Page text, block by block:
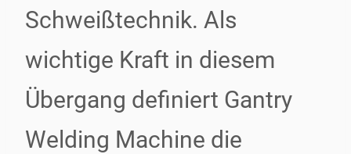
Schweißtechnik. Als
wichtige Kraft in diesem
Übergang definiert Gantry
Welding Machine die